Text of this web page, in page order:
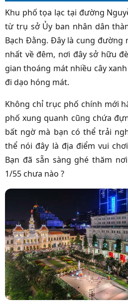
Khu phố tọa lạc tại đường
từ trụ sở Ủy ban nhân dân
Bạch Đằng. Đây là cung đường
nhất về đêm, nơi đây sở hữu
gian thoáng mát nhiều cây
đi dạo hóng mát.
Không chỉ trục phố chính mới
phố xung quanh cũng chứa
bất ngờ mà bạn có thể trải
thể nói đây là địa điểm vui
Bạn đã sẵn sàng ghé thăm
1/55 chưa nào ?